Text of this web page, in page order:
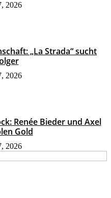
2026
„La Strada“ sucht
2026
Renée Bieder und Axel
Gold
2026